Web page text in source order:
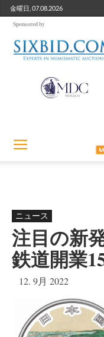
金曜日, 07.08.2026
Sponsored by
ニュース
注目の新
鉄道開業
12. 9月 2022